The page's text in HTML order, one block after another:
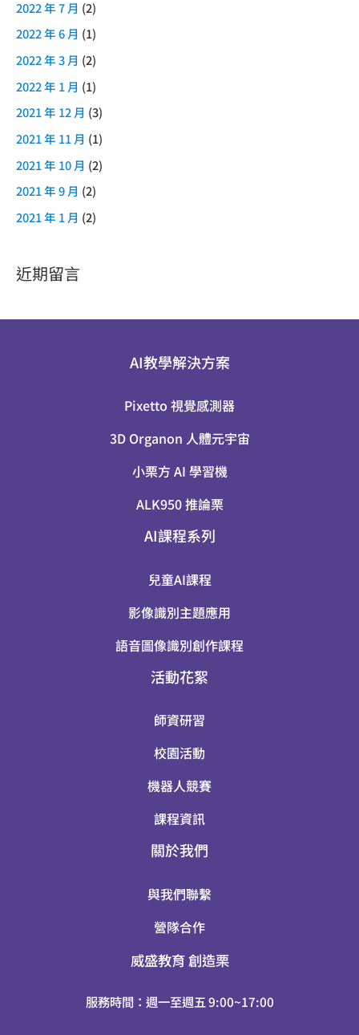
2022 年 7 月 (2)
2022 年 6 月 (1)
2022 年 3 月 (2)
2022 年 1 月 (1)
2021 年 12 月 (3)
2021 年 11 月 (1)
2021 年 10 月 (2)
2021 年 9 月 (2)
2021 年 1 月 (2)
近期留言
AI教學解決方案
Pixetto 視覺感測器
3D Organon 人體元宇宙
小栗方 AI 學習機
ALK950 推論栗
AI課程系列
兒童AI課程
影像識別主題應用
語音圖像識別創作課程
活動花絮
師資研習
校園活動
機器人競賽
課程資訊
關於我們
與我們聯繫
營隊合作
威盛教育創造栗
服務時間：週一至週五 9:00~17:00